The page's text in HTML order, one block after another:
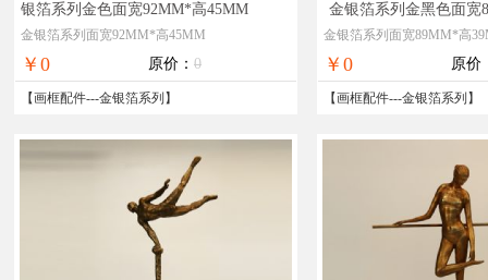
银箔系列金色面宽92MM*高45MM
金银箔系列面宽92MM*高45MM
￥0 原价： 0
【画框配件---金银箔系列 】
金银箔系列金黑色面宽
金银箔系列面宽89MM*高
￥0 原价
【画框配件---金银箔系列 】